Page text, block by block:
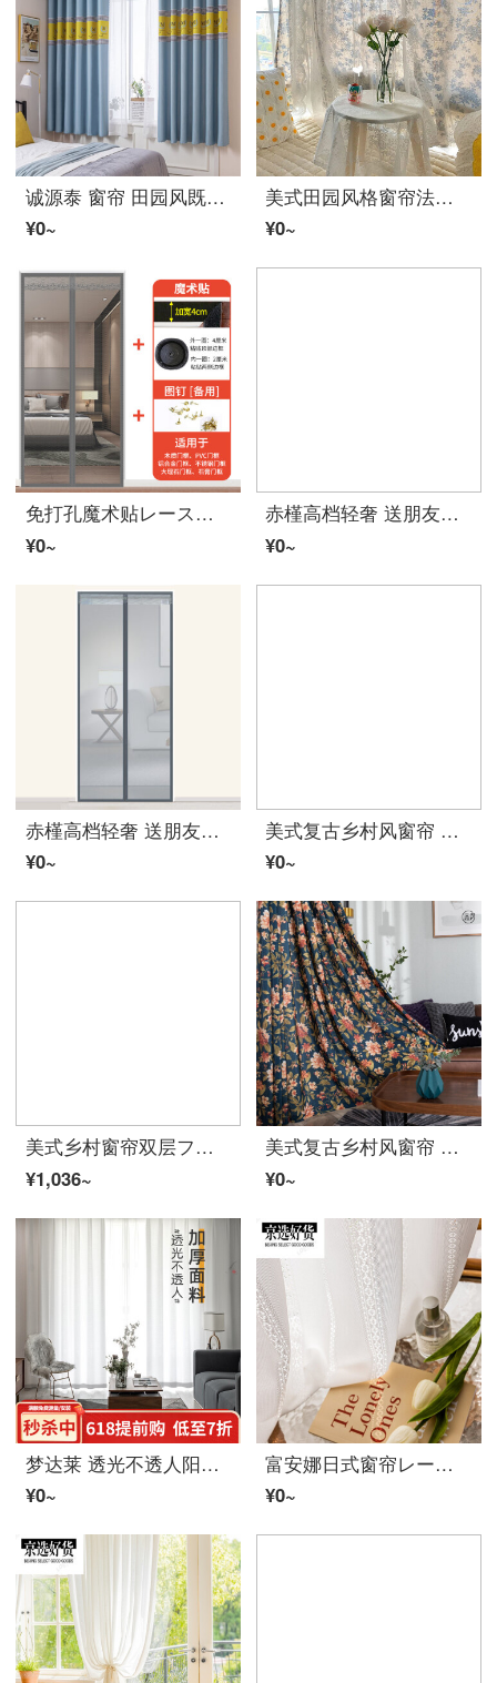
诚源泰 窗帘 田园风既製カーテン卧室客厅飘窗半遮光短帘出租房宿舍印花窗帘ファブリック生地儿童房落地小窗帘 韩蓝色 780#遮光度70-90% 打孔加工3.0米宽*2米高1片
¥0~
美式田园风格窗帘法式复古风蕾丝レース帘半遮光双层小碎花飘窗卧室免打孔 双层(蕾丝レース+青瓷)穿杆下移3厘米 平铺宽1.45米*高1.0米一片
¥0~
免打孔魔术贴レース帘加密防蚊门帘卧室自吸全磁条对吸夏季蝇レース窗家用好物 纯色灰 70*200
¥0~
赤槿高档轻奢 送朋友同事レース门防蚊门帘全磁条磁性沙门レース帘自粘自装家用强磁吸レース窗门防蚊网 纯灰色(全磁条) 200x80cm
¥0~
赤槿高档轻奢 送朋友同事レース门防蚊门帘全磁条磁性沙门レース帘自粘自装家用强磁吸レース窗门防蚊网 硬レース灰色(免穿全磁条) 200x80cm
¥0~
美式复古乡村风窗帘 美式复古大花法式乡村田园风棉リネン花卉半遮光卧室书房阳台リビングルームカーテン 美式印花ファブリック生地帘(打孔加工) 宽1.5高2.0(一片)
¥0~
美式乡村窗帘双层ファブリック生地レース一体蕾丝レース法式洛可可卧室ins飘窗ファブリック生地帘带レース 双层(樱桃ファブリック生地+洛可可)穿杆款 平铺140宽*100厘米高一片
¥1,036~
美式复古乡村风窗帘 美式田园风粗棉窗帘乡村复古中式半遮光卧室书房客厅花卉植物窗帘 木槿花-ファブリック生地(挂钩加工) 宽1.5高1.8(一片)
¥0~
梦达莱 透光不透人阳台现代北欧窗レースレース帘朦胧透光客厅阳台レース既製カーテン白レース半遮光防尘防蚊防晒白色 透光不透人-白リネンレース 1米用料价格（挂钩/打孔免费加工）需要几米拍几件
¥0~
富安娜日式窗帘レース帘透光不透人客厅窗レース白沙阳台レース遮光隔热防晒飘窗白レース的 流樱レース 3米レース一套【挂钩加工】/双开(适用于1.0米≤轨长
¥0~